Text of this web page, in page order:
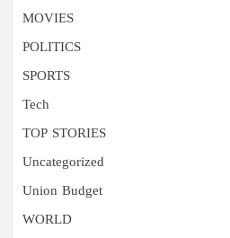
MOVIES
POLITICS
SPORTS
Tech
TOP STORIES
Uncategorized
Union Budget
WORLD